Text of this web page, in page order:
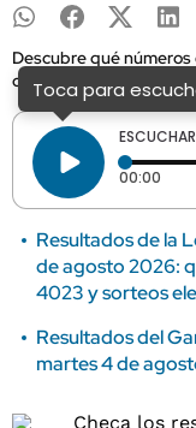
Descubre qué números
como en el Chispazo
Toca para
00:00
Resultados de la
de agosto 2026:
4023 y sorteos
Resultados del
martes 4 de